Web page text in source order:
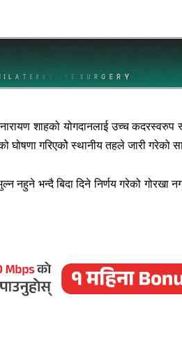
शाहको योगदानलाई उच्च
घोषणा गरिएकोे स्थानीय तहले जारी
नहुने भन्दै बिदा दिने निर्णय गरेको गोरखा